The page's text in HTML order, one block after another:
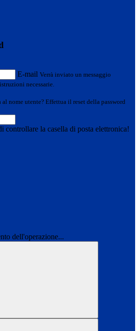
E-mail Verrà inviato un messaggio
necessarie.
nome utente? Effettua il reset della password
controllare la casella di posta elettronica!
dell'operazione...